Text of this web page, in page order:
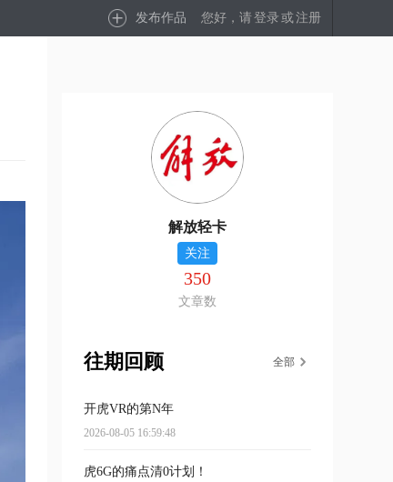
发布作品 您好，请登录 或注册
解放轻卡
关注
350
文章数
往期回顾 全部
开虎VR的第N年
2026-08-05 16:59:48
虎6G的痛点清0计划！